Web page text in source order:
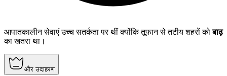
आपातकालीन सेवाएं उच्च सतर्कता पर थीं क्योंकि तूफान से तटीय शहरों कोबाढ़
का खतरा था।
और उदाहरण